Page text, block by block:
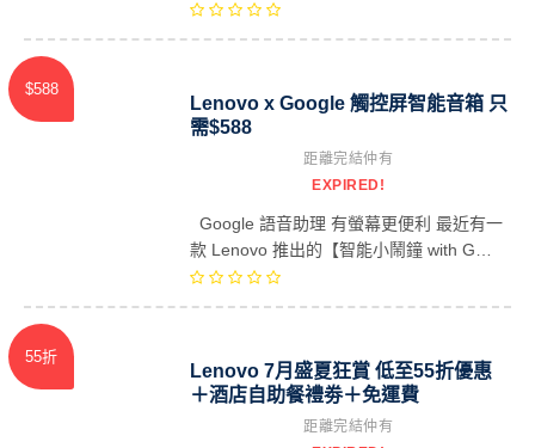
$588
Lenovo x Google 觸控屏智能音箱 只
需$588
距離完結仲有
EXPIRED!
Google 語音助理 有螢幕更便利 最近有一
款 Lenovo 推出的【智能小鬧鐘 with G…
55折
Lenovo 7月盛夏狂賞 低至55折優惠
＋酒店自助餐禮劵＋免運費
距離完結仲有